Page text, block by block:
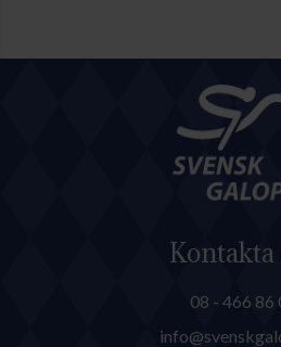
Kontakta
08 - 466 86